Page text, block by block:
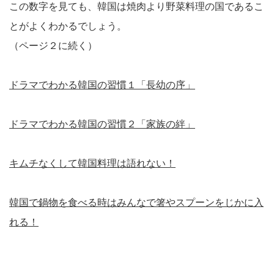
この数字を見ても、韓国は焼肉より野菜料理の国であるこ
とがよくわかるでしょう。
（ページ２に続く）
ドラマでわかる韓国の習慣１「長幼の序」
ドラマでわかる韓国の習慣２「家族の絆」
キムチなくして韓国料理は語れない！
韓国で鍋物を食べる時はみんなで箸やスプーンをじかに入
れる！